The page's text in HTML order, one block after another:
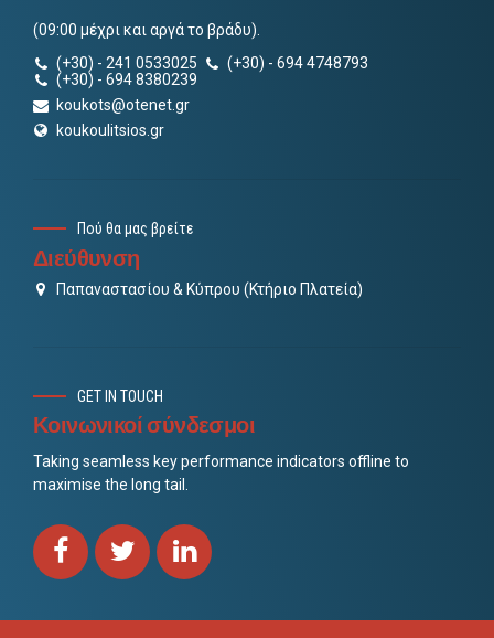
(09:00 μέχρι και αργά το βράδυ).
(+30) - 241 0533025
(+30) - 694 4748793
(+30) - 694 8380239
koukots@otenet.gr
koukoulitsios.gr
Πού θα μας βρείτε
Διεύθυνση
Παπαναστασίου & Κύπρου (Κτήριο Πλατεία)
GET IN TOUCH
Κοινωνικοί σύνδεσμοι
Taking seamless key performance indicators offline to
maximise the long tail.